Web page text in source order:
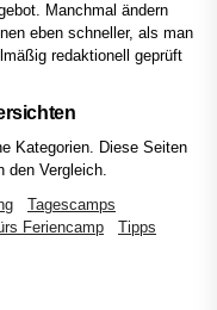
Manchmal ändern
eben schneller, als man
redaktionell geprüft
Kategorien. Diese Seiten
den Vergleich.
Tagescamps
Feriencamp
Tipps